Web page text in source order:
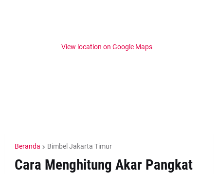
View location on Google Maps
Beranda Bimbel Jakarta Timur
Cara Menghitung Akar Pangkat